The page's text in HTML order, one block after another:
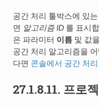
공간 처리 툴박스에 있
면
알고리즘 ID를 표시
은 파라미터 이름및 값
공간 처리 알고리즘을
다면 콘솔에서 공간 처
27.1.8.11. 프로